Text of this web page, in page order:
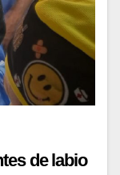
de labio